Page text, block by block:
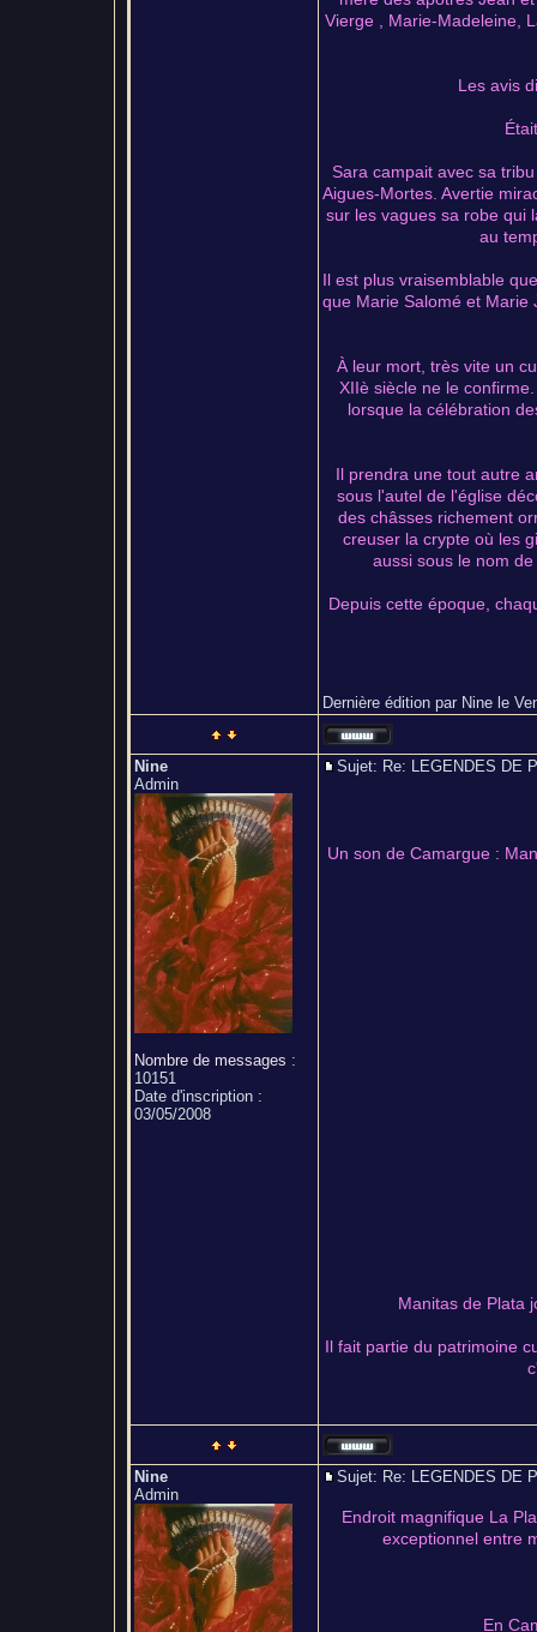
Vierge , Marie-Madeleine,
Les avis
Sara campait avec sa
Aigues-Mortes. Avertie
sur les vagues sa robe qui
au
Il est plus vraisemblable
que Marie Salomé et Marie
À leur mort, très vite un
XIIè siècle ne le
lorsque la célébration
Il prendra une tout autre
sous l'autel de l'église
des châsses richement
creuser la crypte où les
aussi sous le nom
Depuis cette époque,
Dernière édition par Nine le
Nine
Admin
Nombre de messages :
10151
Date d'inscription :
03/05/2008
Sujet: Re: LEGENDES DE
Un son de Camargue :
Manitas de Plata
Il fait partie du patrimoine
Nine
Admin
Sujet: Re: LEGENDES DE
Endroit magnifique La
exceptionnel entre
En